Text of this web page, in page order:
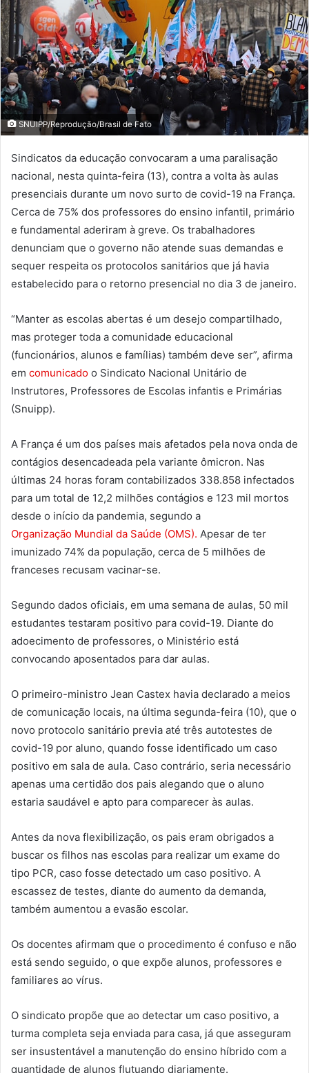
SNUIPP/Reprodução/Brasil de Fato
Sindicatos da educação convocaram a uma paralisação
nacional, nesta quinta-feira (13), contra a volta às aulas
presenciais durante um novo surto de covid-19 na França.
Cerca de 75% dos professores do ensino infantil, primário
e fundamental aderiram à greve. Os trabalhadores
denunciam que o governo não atende suas demandas e
sequer respeita os protocolos sanitários que já havia
estabelecido para o retorno presencial no dia 3 de janeiro.
“Manter as escolas abertas é um desejo compartilhado,
mas proteger toda a comunidade educacional
(funcionários, alunos e famílias) também deve ser”, afirma
em comunicado o Sindicato Nacional Unitário de
Instrutores, Professores de Escolas infantis e Primárias
(Snuipp).
A França é um dos países mais afetados pela nova onda de
contágios desencadeada pela variante ômicron. Nas
últimas 24 horas foram contabilizados 338.858 infectados
para um total de 12,2 milhões contágios e 123 mil mortos
desde o início da pandemia, segundo a
Organização Mundial da Saúde (OMS). Apesar de ter
imunizado 74% da população, cerca de 5 milhões de
franceses recusam vacinar-se.
Segundo dados oficiais, em uma semana de aulas, 50 mil
estudantes testaram positivo para covid-19. Diante do
adoecimento de professores, o Ministério está
convocando aposentados para dar aulas.
O primeiro-ministro Jean Castex havia declarado a meios
de comunicação locais, na última segunda-feira (10), que o
novo protocolo sanitário previa até três autotestes de
covid-19 por aluno, quando fosse identificado um caso
positivo em sala de aula. Caso contrário, seria necessário
apenas uma certidão dos pais alegando que o aluno
estaria saudável e apto para comparecer às aulas.
Antes da nova flexibilização, os pais eram obrigados a
buscar os filhos nas escolas para realizar um exame do
tipo PCR, caso fosse detectado um caso positivo. A
escassez de testes, diante do aumento da demanda,
também aumentou a evasão escolar.
Os docentes afirmam que o procedimento é confuso e não
está sendo seguido, o que expõe alunos, professores e
familiares ao vírus.
O sindicato propõe que ao detectar um caso positivo, a
turma completa seja enviada para casa, já que asseguram
ser insustentável a manutenção do ensino híbrido com a
quantidade de alunos flutuando diariamente.